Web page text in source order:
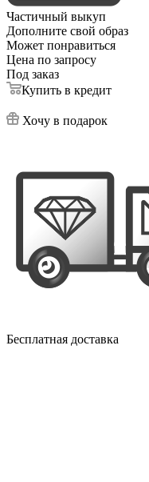
Частичный выкуп
Дополните свой образ
Может понравиться
Цена по запросу
Под заказ
Купить в кредит
Хочу в подарок
Бесплатная доставка